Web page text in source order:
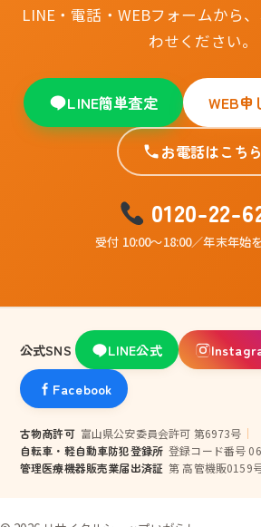
LINE・電話・WEBフォームから
わせください。
LINE簡単査定 WEB申
お電話はこちら
0120-22-
受付 10:00〜18:00／年末年始
公式SNS LINE公式
Facebook
古物商許可 富山県公安委員会許可 第6973号 ｜
自転車・軽自動車防犯登録所 登録コード番号
管理医療機器販売業届出済証 第 高管機販0159